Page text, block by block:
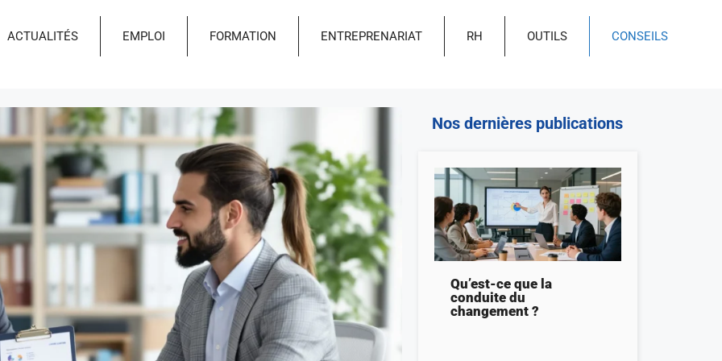
ACTUALITÉS EMPLOI FORMATION ENTREPRENARIAT RH OUTILS CONSEILS
Nos dernières publications
Qu’est-ce que la
conduite du
changement ?